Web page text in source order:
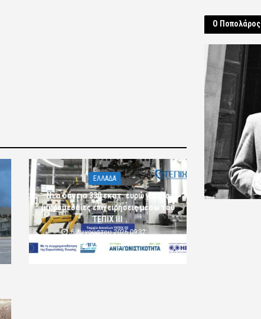
ΕΛΛΑΔΑ
Νέα δάνεια 330 εκατ. ευρώ για τις
μικρομεσαίες επιχειρήσεις μέσω του
ΤΕΠΙΧ ΙΙΙ
6 Αυγούστου 2026 09:32
komotini24
Ο Ποπολάρος